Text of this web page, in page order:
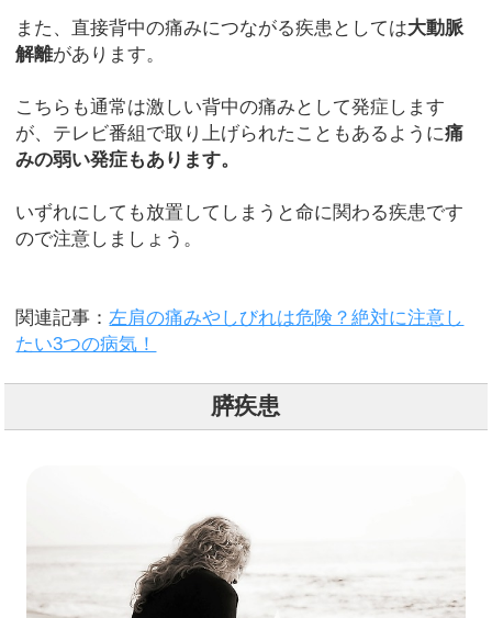
また、直接背中の痛みにつながる疾患としては大動脈
解離があります。
こちらも通常は激しい背中の痛みとして発症します
が、テレビ番組で取り上げられたこともあるように痛
みの弱い発症もあります。
いずれにしても放置してしまうと命に関わる疾患です
ので注意しましょう。
関連記事： 左肩の痛みやしびれは危険？絶対に注意し
たい3つの病気！
膵疾患